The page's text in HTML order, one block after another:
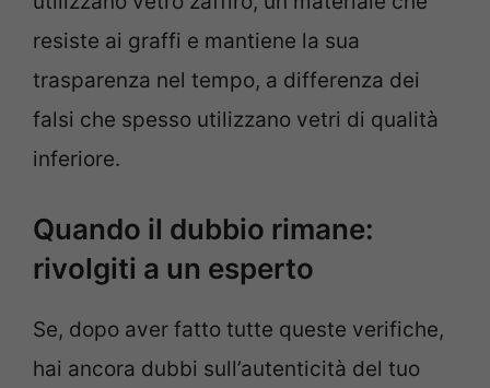
resiste ai graffi e mantiene la sua
trasparenza nel tempo, a differenza dei
falsi che spesso utilizzano vetri di qualità
inferiore.
Quando il dubbio rimane:
rivolgiti a un esperto
Se, dopo aver fatto tutte queste verifiche,
hai ancora dubbi sull’autenticità del tuo